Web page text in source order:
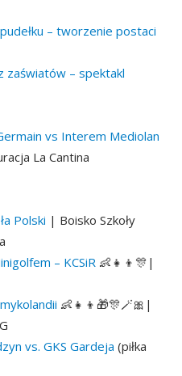
– tworzenie postaci
zaświatów – spektakl
vs Interem Mediolan
La Cantina
Polski | Boisko Szkoły
– KCSiR 👶👧👦🎊 |
👶👧👦🎁🎊🪄🎀 |
vs. GKS Gardeja (piłka